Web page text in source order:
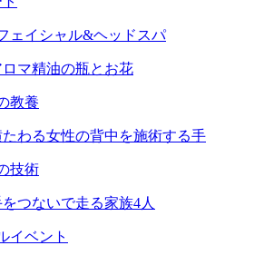
ェイシャル&ヘッドスパ
教養
技術
イベント